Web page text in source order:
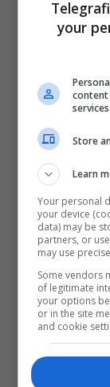
your
content
Store
Learn
Your personal
your device
data) may be
partners, or
may use
Some vendors
of legitimate
your options
or in the site
and cookie